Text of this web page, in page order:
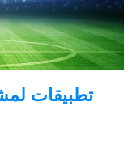
تطبيقات